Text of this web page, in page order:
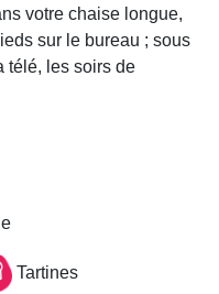
votre chaise longue,
sur le bureau ; sous
télé, les soirs de
Tartines